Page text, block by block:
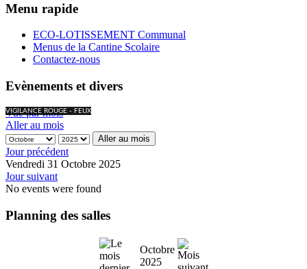
Menu rapide
ECO-LOTISSEMENT Communal
Menus de la Cantine Scolaire
Contactez-nous
Evènements et divers
VIGILANCE ROUGE - FEUX
Vue par mois
Aller au mois
Aller au mois
Jour précédent
Vendredi 31 Octobre 2025
Jour suivant
No events were found
Planning des salles
Octobre
2025